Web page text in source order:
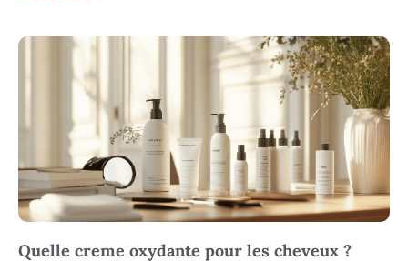
Quelle creme oxydante pour les cheveux ?